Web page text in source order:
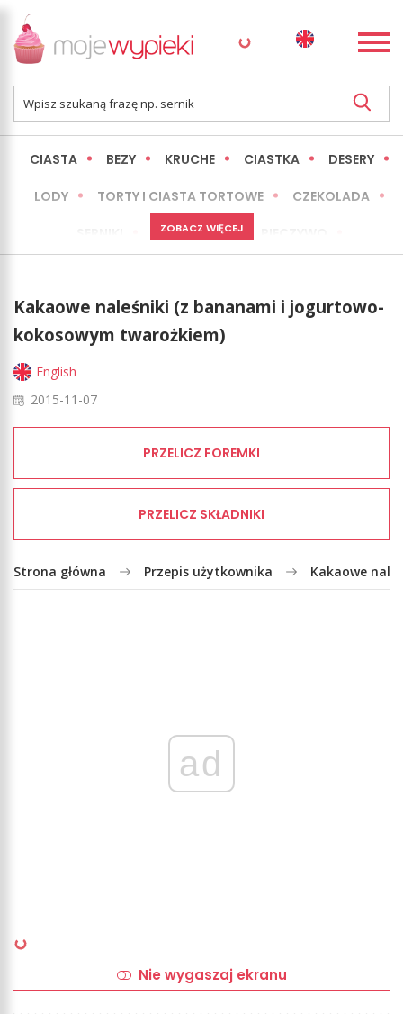
CIASTA BEZY KRUCHE CIASTKA DESERY
LODY TORTY I CIASTA TORTOWE CZEKOLADA
MINI WYPIEKI
LŻEJSZE / ZDROWSZE INNE
ZOBACZ WIĘCEJ
Kakaowe naleśniki (z bananami i jogurtowo-
kokosowym twarożkiem)
English
2015-11-07
PRZELICZ FOREMKI
PRZELICZ SKŁADNIKI
Strona główna Przepis użytkownika Kakaowe
ad
Nie wygaszaj ekranu